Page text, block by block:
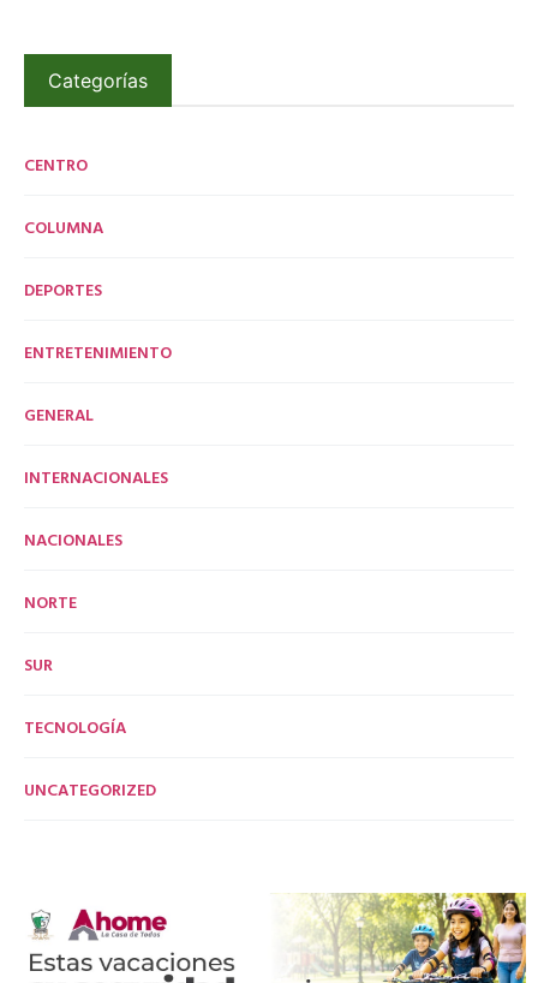
Categorías
CENTRO
COLUMNA
DEPORTES
ENTRETENIMIENTO
GENERAL
INTERNACIONALES
NACIONALES
NORTE
SUR
TECNOLOGÍA
UNCATEGORIZED